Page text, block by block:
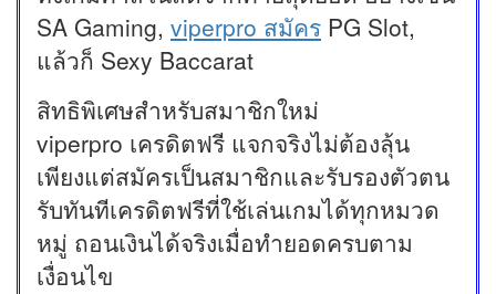
SA Gaming, viperpro สมัคร PG Slot,
แล้วก็ Sexy Baccarat
สิทธิพิเศษสำหรับสมาชิกใหม่
viperpro เครดิตฟรี แจกจริงไม่ต้องลุ้น
เพียงแต่สมัครเป็นสมาชิกและรับรองตัวตน
รับทันทีเครดิตฟรีที่ใช้เล่นเกมได้ทุกหมวด
หมู่ ถอนเงินได้จริงเมื่อทำยอดครบตาม
เงื่อนไข